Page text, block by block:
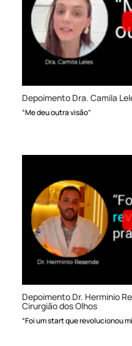
Depoimento Dra. Camila
“Me deu outra visão”
Depoimento Dr. Herminio
Cirurgião dos Olhos
“Foi um start que revolucionou